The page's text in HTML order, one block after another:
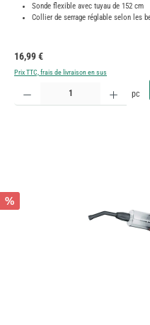
Sonde flexible avec tuyau de 152 cm
Collier de serrage réglable selon les
Prix régulier :
16,99 €
Prix TTC, frais de livraison en sus
Quantité de produit : Entrez la quantité
pc
%